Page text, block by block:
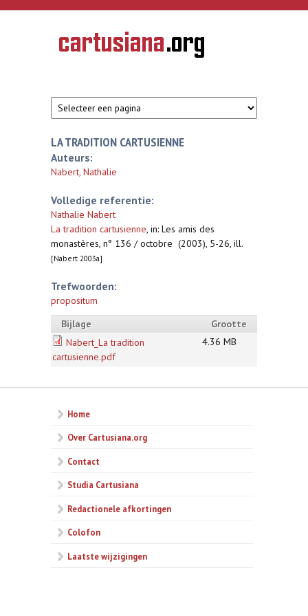
Overslaan en naar de inhoud gaan
CARTUSIANA
Geschiedenis
van de
LA TRADITION CARTUSIENNE
Auteurs:
Nabert, Nathalie
Volledige referentie:
Nathalie Nabert
La tradition cartusienne, in: Les amis des
monastères, n° 136 / octobre (2003), 5-26, ill.
[Nabert 2003a]
Trefwoorden:
propositum
Bijlage
Grootte
Nabert_La tradition
cartusienne.pdf
4.36 MB
Home
Over Cartusiana.org
Contact
Studia Cartusiana
Redactionele afkortingen
Colofon
Laatste wijzigingen